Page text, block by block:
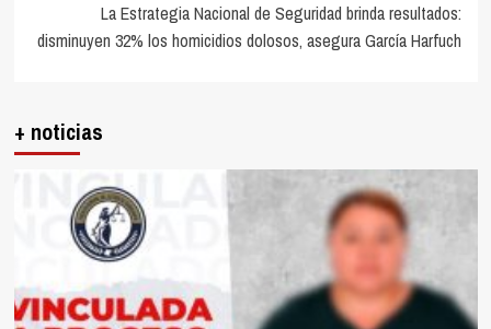
La Estrategia Nacional de Seguridad brinda resultados:
disminuyen 32% los homicidios dolosos, asegura García Harfuch
+ noticias